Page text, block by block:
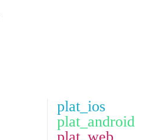
plat_ios
plat_android